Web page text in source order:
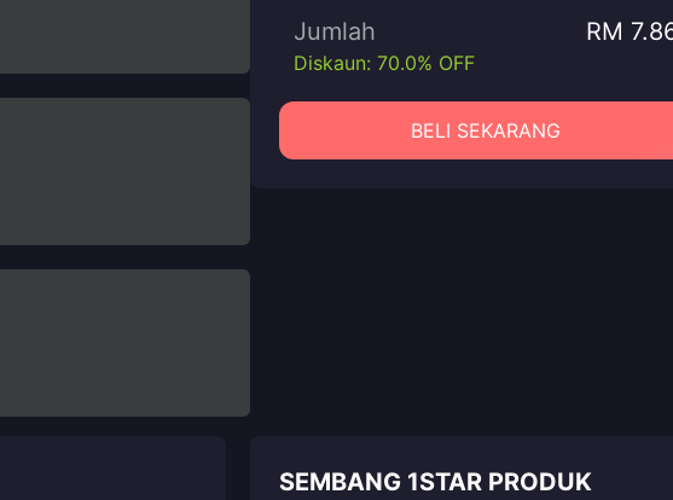
Jumlah RM
Diskaun: 70.0% OFF
BELI SEKARANG
SEMBANG 1STAR PRODUK